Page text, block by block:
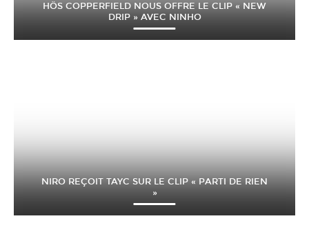
HÖS COPPERFIELD NOUS OFFRE LE CLIP « NEW
DRIP » AVEC NINHO
NIRO REÇOIT TAYC SUR LE CLIP « PARTI DE RIEN
»